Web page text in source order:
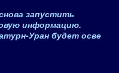
запустить
информацию.
Уран будет осве